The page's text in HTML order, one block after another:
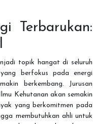
Terbarukan:
topik hangat di seluruh
berfokus pada energi
berkembang. Jurusan
Kehutanan akan semakin
yang berkomitmen pada
membutuhkan ahli untuk